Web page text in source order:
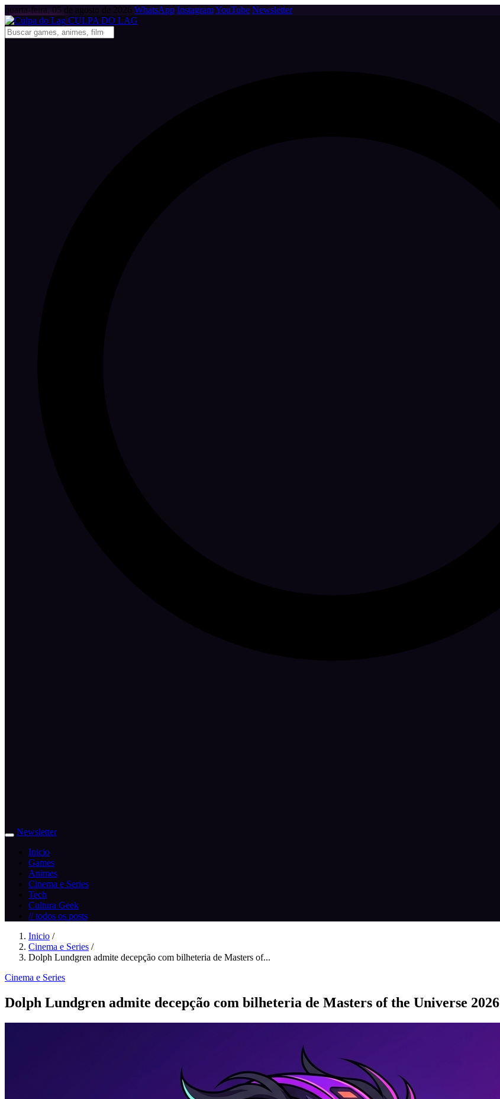
quarta-feira, 05 de agosto de 2026 WhatsApp InstagramYouTube Newsletter
CULPA DO LAG
Newsletter
Inicio
Games
Animes
Cinema e Series
Tech
Cultura Geek
// todos os posts
Inicio /
Cinema e Series /
Dolph Lundgren admite decepção com bilheteria de Masters of...
Cinema e Series
Dolph Lundgren admite decepção com bilheteria de Masters of the Universe 2026